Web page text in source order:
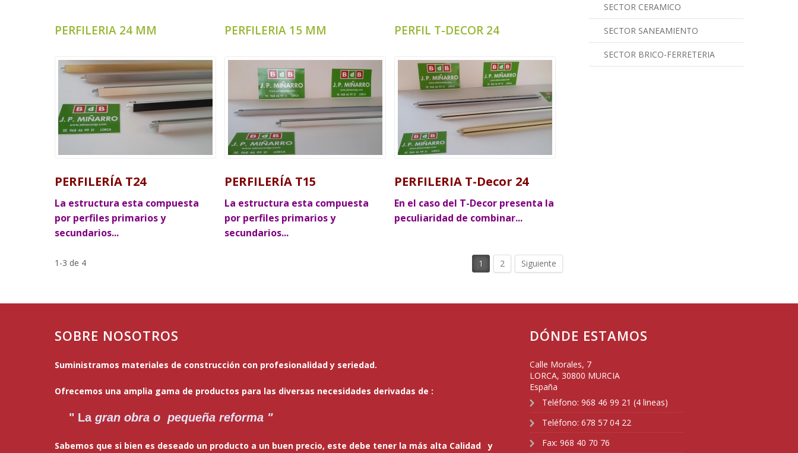
PERFILERIA 24 MM
PERFILERÍA T24
La estructura esta compuesta
por perfiles primarios y
secundarios...
PERFILERIA 15 MM
PERFILERÍA T15
La estructura esta compuesta
por perfiles primarios y
secundarios...
PERFIL T-DECOR 24
PERFILERIA T-Decor 24
En el caso del T-Decor presenta la
peculiaridad de combinar...
1-3 de 4 1 2 Siguiente
SECTOR CERAMICO
SECTOR SANEAMIENTO
SECTOR BRICO-FERRETERIA
SOBRE NOSOTROS
Suministramos materiales de construcción con profesionalidad y seriedad.
Ofrecemos una amplia gama de productos para las diversas necesidades derivadas de :
" La gran obra o pequeña reforma "
Sabemos que si bien es deseado un producto a un buen precio, este debe tener la más alta Calidad y
DÓNDE ESTAMOS
Calle Morales, 7
LORCA, 30800 MURCIA
España
Teléfono: 968 46 99 21 (4 lineas)
Teléfono: 678 57 04 22
Fax: 968 40 70 76